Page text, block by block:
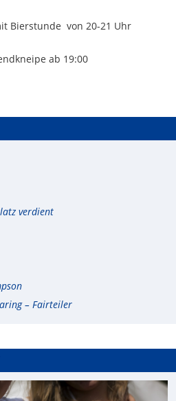
Bierstunde von 20-21 Uhr
ab 19:00
verdient
– Fairteiler